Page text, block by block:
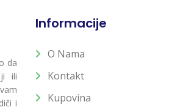
da
ili
i
Informacije
O Nama
Kontakt
Kupovina